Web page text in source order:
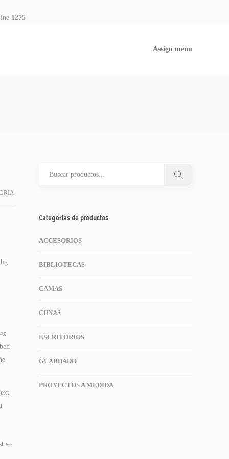
1275
Assign menu
so
Categorías de productos
ACCESORIOS
BIBLIOTECAS
CAMAS
CUNAS
ESCRITORIOS
GUARDADO
PROYECTOS A MEDIDA